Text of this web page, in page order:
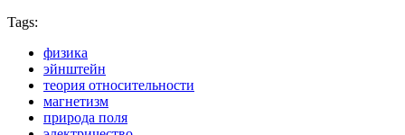
Tags:
физика
эйнштейн
теория относительности
магнетизм
природа поля